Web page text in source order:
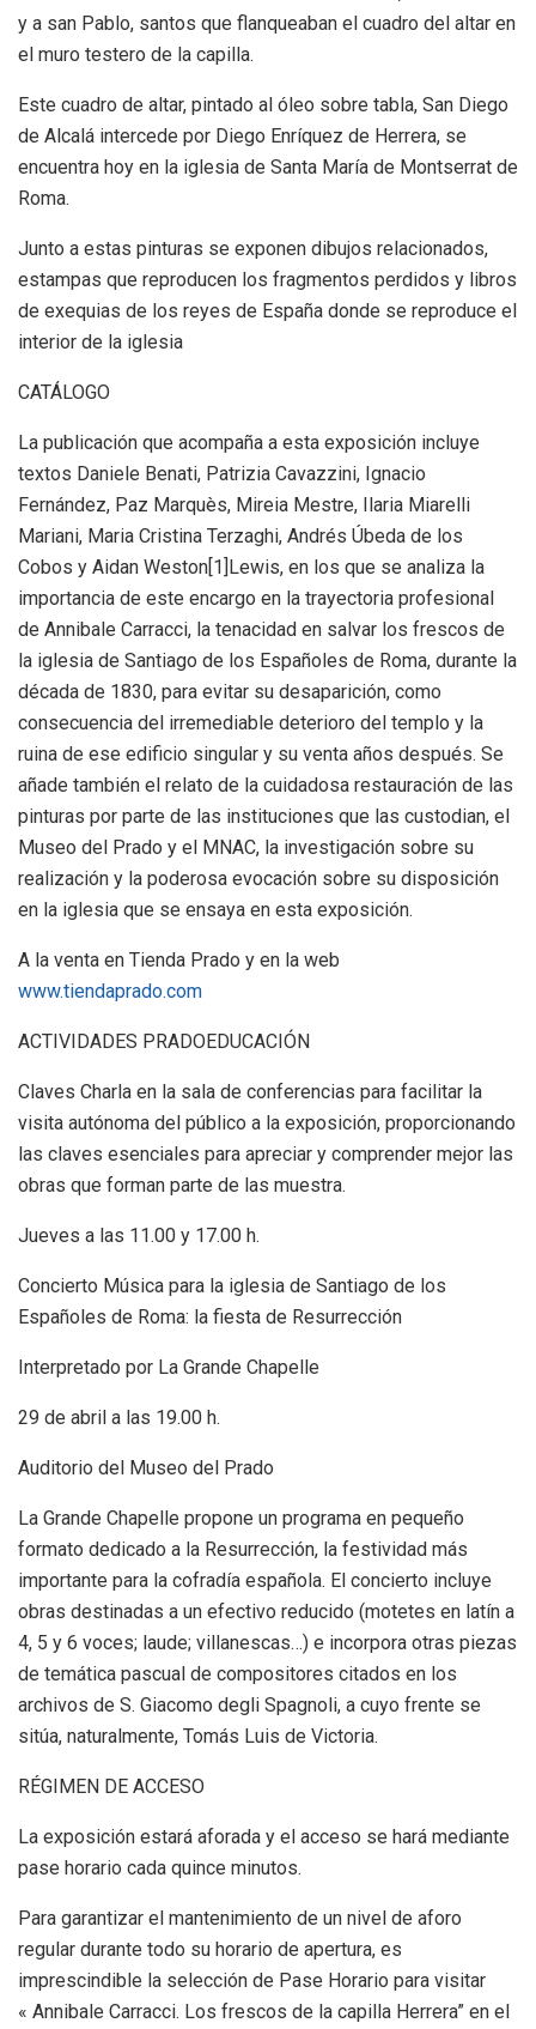
y a san Pablo, santos que flanqueaban el cuadro del altar en
el muro testero de la capilla.
Este cuadro de altar, pintado al óleo sobre tabla, San Diego
de Alcalá intercede por Diego Enríquez de Herrera, se
encuentra hoy en la iglesia de Santa María de Montserrat de
Roma.
Junto a estas pinturas se exponen dibujos relacionados,
estampas que reproducen los fragmentos perdidos y libros
de exequias de los reyes de España donde se reproduce el
interior de la iglesia
CATÁLOGO
La publicación que acompaña a esta exposición incluye
textos Daniele Benati, Patrizia Cavazzini, Ignacio
Fernández, Paz Marquès, Mireia Mestre, Ilaria Miarelli
Mariani, Maria Cristina Terzaghi, Andrés Úbeda de los
Cobos y Aidan Weston[1]Lewis, en los que se analiza la
importancia de este encargo en la trayectoria profesional
de Annibale Carracci, la tenacidad en salvar los frescos de
la iglesia de Santiago de los Españoles de Roma, durante la
década de 1830, para evitar su desaparición, como
consecuencia del irremediable deterioro del templo y la
ruina de ese edificio singular y su venta años después. Se
añade también el relato de la cuidadosa restauración de las
pinturas por parte de las instituciones que las custodian, el
Museo del Prado y el MNAC, la investigación sobre su
realización y la poderosa evocación sobre su disposición
en la iglesia que se ensaya en esta exposición.
A la venta en Tienda Prado y en la web
www.tiendaprado.com
ACTIVIDADES PRADOEDUCACIÓN
Claves Charla en la sala de conferencias para facilitar la
visita autónoma del público a la exposición, proporcionando
las claves esenciales para apreciar y comprender mejor las
obras que forman parte de las muestra.
Jueves a las 11.00 y 17.00 h.
Concierto Música para la iglesia de Santiago de los
Españoles de Roma: la fiesta de Resurrección
Interpretado por La Grande Chapelle
29 de abril a las 19.00 h.
Auditorio del Museo del Prado
La Grande Chapelle propone un programa en pequeño
formato dedicado a la Resurrección, la festividad más
importante para la cofradía española. El concierto incluye
obras destinadas a un efectivo reducido (motetes en latín a
4, 5 y 6 voces; laude; villanescas…) e incorpora otras piezas
de temática pascual de compositores citados en los
archivos de S. Giacomo degli Spagnoli, a cuyo frente se
sitúa, naturalmente, Tomás Luis de Victoria.
RÉGIMEN DE ACCESO
La exposición estará aforada y el acceso se hará mediante
pase horario cada quince minutos.
Para garantizar el mantenimiento de un nivel de aforo
regular durante todo su horario de apertura, es
imprescindible la selección de Pase Horario para visitar
« Annibale Carracci. Los frescos de la capilla Herrera” en el